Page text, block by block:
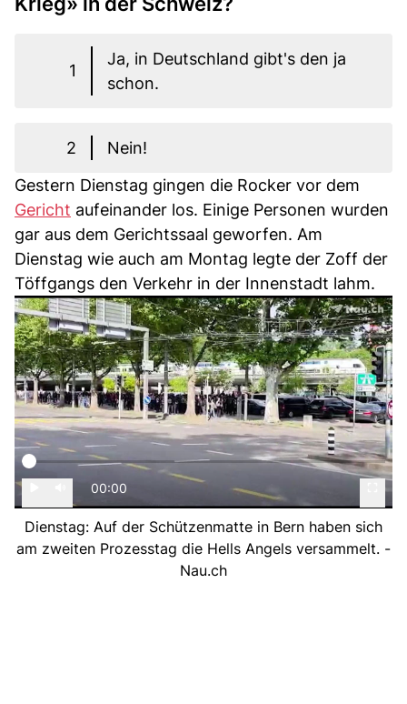
1
Ja, in Deutschland gibt's den ja
schon.
2
Nein!
Gestern Dienstag gingen die Rocker vor dem
Gericht aufeinander los. Einige Personen wurden
gar aus dem Gerichtssaal geworfen. Am
Dienstag wie auch am Montag legte der Zoff der
Töffgangs den Verkehr in der Innenstadt lahm.
00:00
Dienstag: Auf der Schützenmatte in Bern haben sich
am zweiten Prozesstag die Hells Angels versammelt. -
Nau.ch